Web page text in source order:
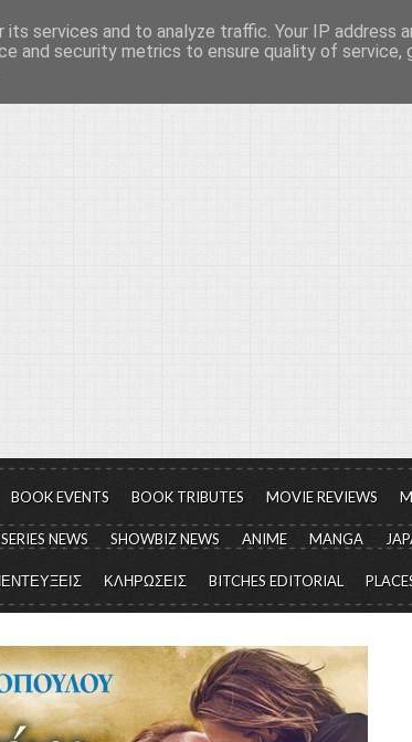
σε κάθε του μορφή και έκταση...
BOOK EVENTS BOOK TRIBUTES MOVIE REVIEWS
NEWS SHOWBIZ NEWS ANIME MANGA
ΚΛΗΡΩΣΕΙΣ BITCHES EDITORIAL
services and to analyze traffic. Your IP address
and security metrics to ensure quality of service,